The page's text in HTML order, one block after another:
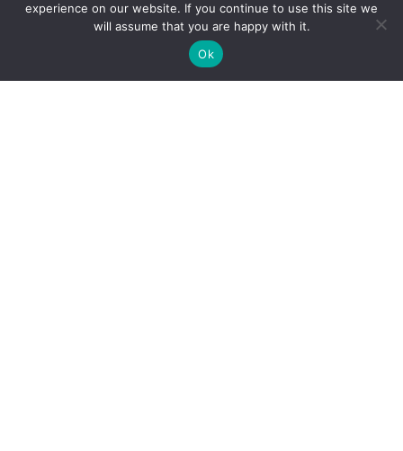
experience on our website. If you continue to use this site we
will assume that you are happy with it.
Ok